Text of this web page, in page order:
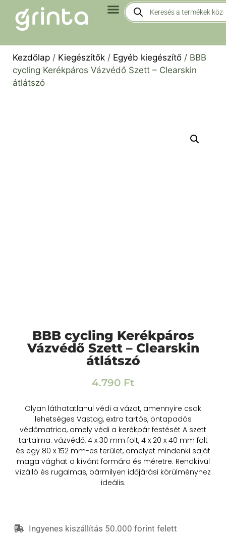
Kezdőlap / Kiegészítők / Egyéb kiegészítő / BBB
cycling Kerékpáros Vázvédő Szett – Clearskin
átlátszó
BBB cycling Kerékpáros
Vázvédő Szett – Clearskin
átlátszó
4.790 Ft
Olyan láthatatlanul védi a vázat, amennyire csak
lehetséges Vastag, extra tartós, öntapadós
védőmatrica, amely védi a kerékpár festését A szett
tartalma: vázvédő, 4 x 30 mm folt, 4 x 20 x 40 mm folt
és egy 80 x 152 mm-es terület, amelyet mindenki saját
maga vághat a kívánt formára és méretre. Rendkívül
vízálló és rugalmas, bármilyen időjárási körülményhez
ideális.
Ingyenes kiszállítás 50.000 forint felett